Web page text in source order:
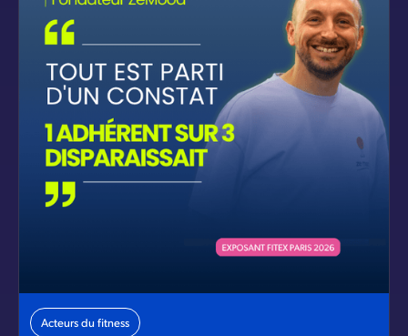
Acteurs du fitness